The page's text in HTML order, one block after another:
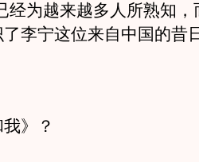
经为越来越多人所熟知
李宁这位来自中国的昔
》？